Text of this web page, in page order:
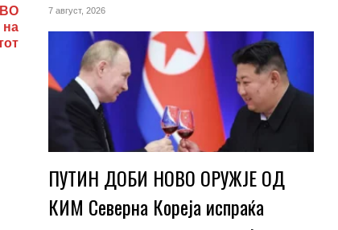
7 август, 2026
ПУТИН ДОБИ НОВО ОРУЖЈЕ ОД
КИМ Северна Кореја испраќа